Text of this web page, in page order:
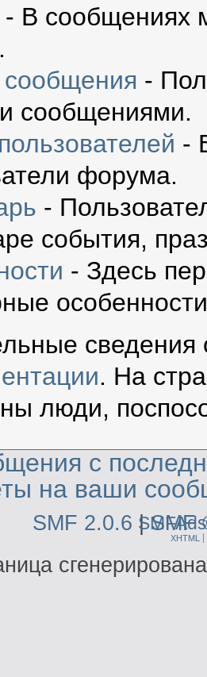
- В сообщениях
-
сообщениями.
-
форума.
-
события,
- Здесь
. На
люди,
с
на ваши
SMF 2.0.6 |SMF
SMFAds
XHTML